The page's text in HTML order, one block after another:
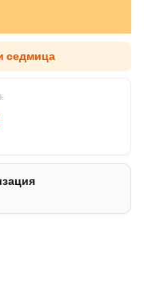
седмица